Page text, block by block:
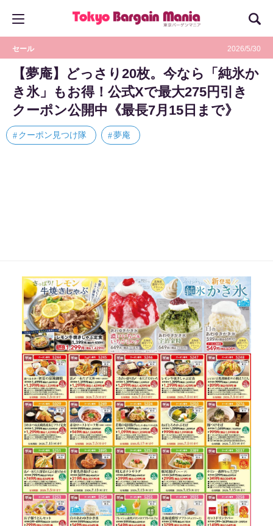
セール 2026/5/30
【夢庵】どっさり20枚。今なら「純氷か
き氷」もお得！公式Xで最大275円引き
クーポン公開中《最長7月15日まで》
クーポン見つけ隊 夢庵